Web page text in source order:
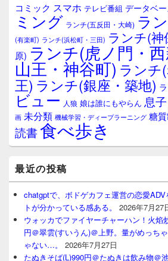
ア
コミック スマホ テレビ番組 データベー
ミング ランチ(五反田・大崎) ラ
(有楽町) ランチ(浜松町・三田) ランチ(神
原) ランチ(虎ノ門・
山王・神谷町) ランチ
王) ランチ(銀座・築地)
ビュー 人狼 娘は誰にもやらん 息子
画 未分類 機械学習・ディープラーニング 糖
読書食べ歩き
最近の投稿
chatgptで、ボドゲカフェ運営の恋愛
トが分かっている感ある。
2026年7月27
ウォッカでファイヤーチャーハン！火焰
円＠翠雲(すいうん)＠上野。量がめっち
ゃない…。
2026年7月27日
たぬきそば(L)990円＠たぬきは飲み物＠